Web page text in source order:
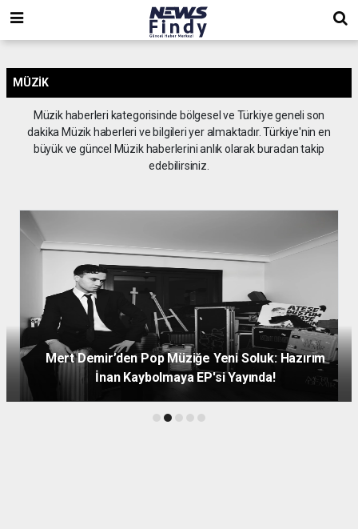
MÜZIK
Müzik haberleri kategorisinde bölgesel ve Türkiye geneli son
dakika Müzik haberleri ve bilgileri yer almaktadır. Türkiye'nin en
büyük ve güncel Müzik haberlerini anlık olarak buradan takip
edebilirsiniz.
Pop Müziğe Yeni Soluk: Hazırım
İnan Kaybolmaya EP'si Yayında!